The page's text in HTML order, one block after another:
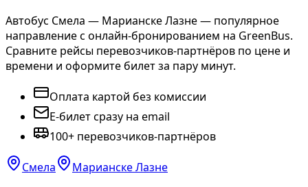
Автобус Смела — Марианске Лазне — популярное
направление с онлайн-бронированием на GreenBus.
Сравните рейсы перевозчиков-партнёров по цене и
времени и оформите билет за пару минут.
Оплата картой без комиссии
E-билет сразу на email
100+ перевозчиков-партнёров
Смела Марианске Лазне